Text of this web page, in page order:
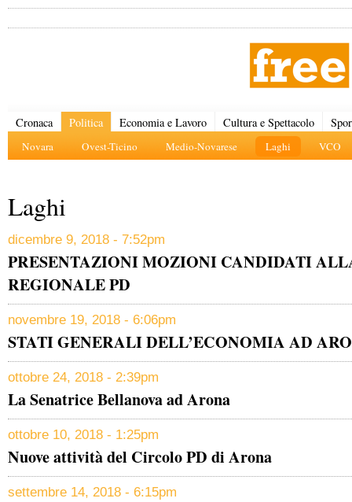
Cronaca Politica
Novara Ovest-Ticino Medio-Novarese Laghi VCO
Economia e Lavoro Cultura e Spettacolo
Laghi
dicembre 9, 2018 - 7:52pm
PRESENTAZIONI MOZIONI CANDIDATI
REGIONALE PD
novembre 19, 2018 - 6:06pm
STATI GENERALI DELL’ECONOMIA AD
ottobre 24, 2018 - 2:39pm
La Senatrice Bellanova ad Arona
ottobre 10, 2018 - 1:25pm
Nuove attività del Circolo PD di Arona
settembre 14, 2018 - 6:15pm